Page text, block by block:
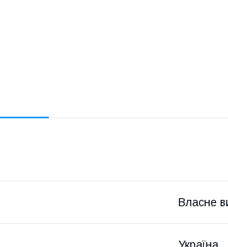
Власне
Україна